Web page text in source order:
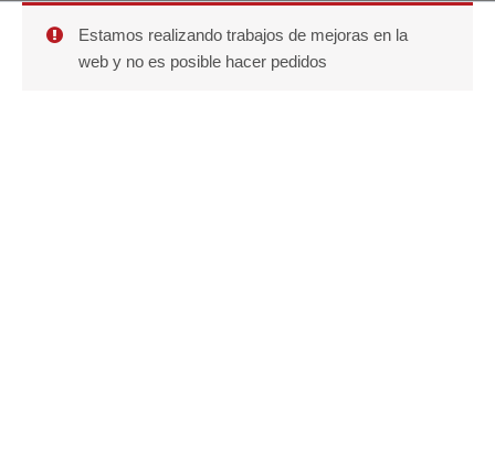
Estamos realizando trabajos de mejoras en la
web y no es posible hacer pedidos